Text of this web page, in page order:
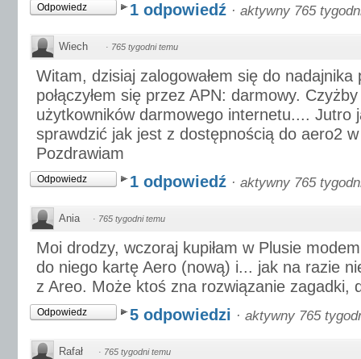
Odpowiedz 1 odpowiedź · aktywny 765
Wiech · 765 tygodni temu
Witam, dzisiaj zalogowałem się do nadajnika
połączyłem się przez APN: darmowy. Czyżby
użytkowników darmowego internetu.... Jutro
sprawdzić jak jest z dostępnością do aero2
Pozdrawiam
Odpowiedz 1 odpowiedź · aktywny 765
Ania · 765 tygodni temu
Moi drodzy, wczoraj kupiłam w Plusie
do niego kartę Aero (nową) i... jak na razie
z Areo. Może ktoś zna rozwiązanie zagadki,
Odpowiedz 5 odpowiedzi · aktywny 765
Rafał · 765 tygodni temu